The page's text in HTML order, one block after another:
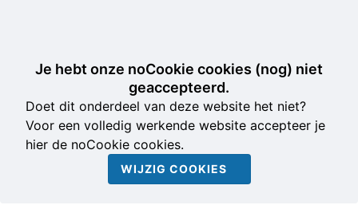
Je hebt onze noCookie cookies (nog) niet
geaccepteerd.
Doet dit onderdeel van deze website het niet?
Voor een volledig werkende website accepteer je
hier de noCookie cookies.
WIJZIG COOKIES